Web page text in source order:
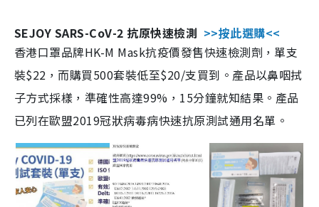
SEJOY SARS-CoV-2 抗原快速檢測 >>按此選購<<
香港口罩品牌HK-M Mask抗疫價發售快速檢測劑，單支
裝$22，而購買500套裝低至$20/支買到。產品以鼻咽拭
子方式採樣，準確性高達99%，15分鐘就知結果。產品
已列在歐盟2019冠狀病毒病快速抗原測試通用名單。